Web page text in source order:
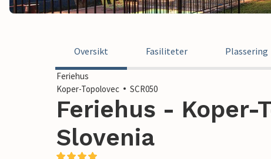
Oversikt Fasiliteter Plassering
Feriehus
Koper-Topolovec
SCR050
Feriehus - Koper-
Slovenia